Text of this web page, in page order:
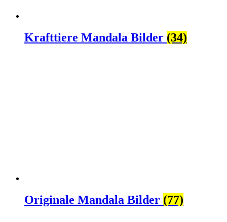
Krafttiere Mandala Bilder (34)
Originale Mandala Bilder (77)